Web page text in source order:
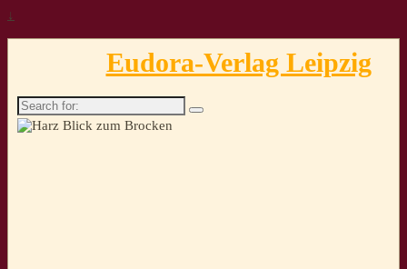
↓
Eudora-Verlag Leipzig
Search
for: